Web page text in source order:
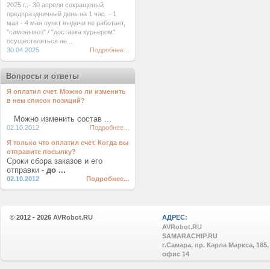
2025 г.:- 30 апреля сокращеный
предпраздничный день на 1 час. - 1
мая - 4 мая пункт выдачи не работает,
"самовывоз" / "доставка курьером"
осуществляться не ...
30.04.2025
Подробнее...
Вопросы и ответы
Я оплатил счет. Можно ли изменить
в нем список позиций?
Можно изменить состав ...
02.10.2012 Подробнее...
Я только что оплатил счет. Когда вы
отправите посылку?
Сроки сбора заказов и его
отправки - до ...
02.10.2012 Подробнее...
© 2012 - 2026 AVRobot.RU
АДРЕС:
AVRobot.RU
SAMARACHIP.RU
г.Самара, пр. Карла Маркса, 185,
офис 14